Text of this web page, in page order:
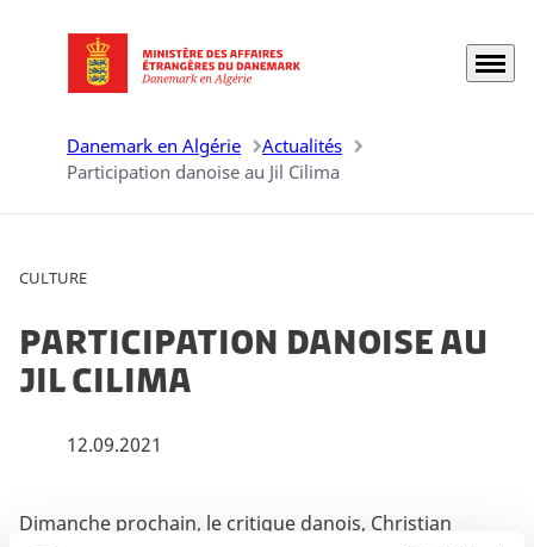
Aller à la page d'accueil Menu
Danemark en Algérie
Actualités
Participation danoise au Jil Cilima
CULTURE
Participation danoise au
Jil Cilima
12.09.2021
Par
Dimanche prochain, le critique danois, Christian